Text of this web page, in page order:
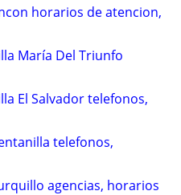
horarios de atencion,
María Del Triunfo
El Salvador telefonos,
telefonos,
agencias, horarios